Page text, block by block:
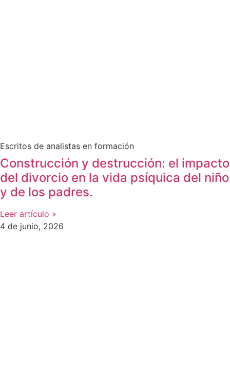
Escritos de analistas en formación
Construcción y destrucción: el impacto
del divorcio en la vida psíquica del niño
y de los padres.
Leer artículo »
4 de junio, 2026